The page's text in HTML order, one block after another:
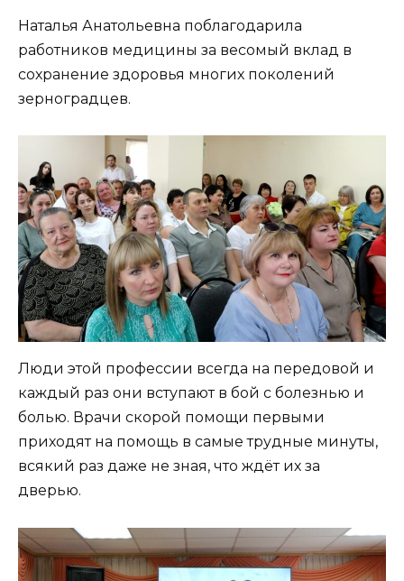
Наталья Анатольевна поблагодарила
работников медицины за весомый вклад в
сохранение здоровья многих поколений
зерноградцев.
Люди этой профессии всегда на передовой и
каждый раз они вступают в бой с болезнью и
болью. Врачи скорой помощи первыми
приходят на помощь в самые трудные минуты,
всякий раз даже не зная, что ждёт их за
дверью.